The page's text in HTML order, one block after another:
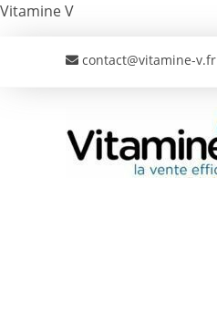
Vitamine V
contact@vitamine-v.fr